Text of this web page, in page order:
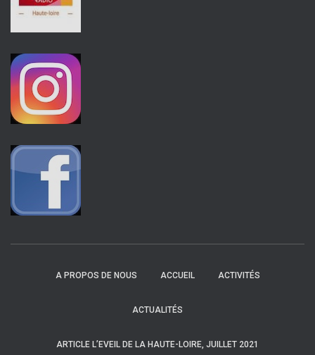
A PROPOS DE NOUS ACCUEIL ACTIVITÉS
ACTUALITÉS
ARTICLE L’EVEIL DE LA HAUTE-LOIRE, JUILLET 2021